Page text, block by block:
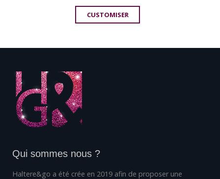
CUSTOMISER
Qui sommes nous ?
Haltere&go a été crée en 2019 afin de proposer une